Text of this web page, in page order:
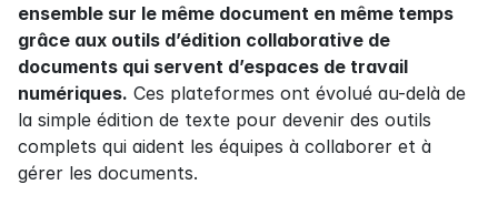
ensemble sur le même document en même temps
grâce aux outils d’édition collaborative de
documents qui servent d’espaces de travail
numériques. Ces plateformes ont évolué au-delà de
la simple édition de texte pour devenir des outils
complets qui aident les équipes à collaborer et à
gérer les documents.